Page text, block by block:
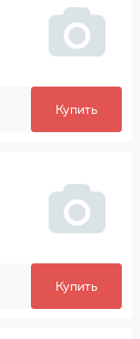
Купить
Купить